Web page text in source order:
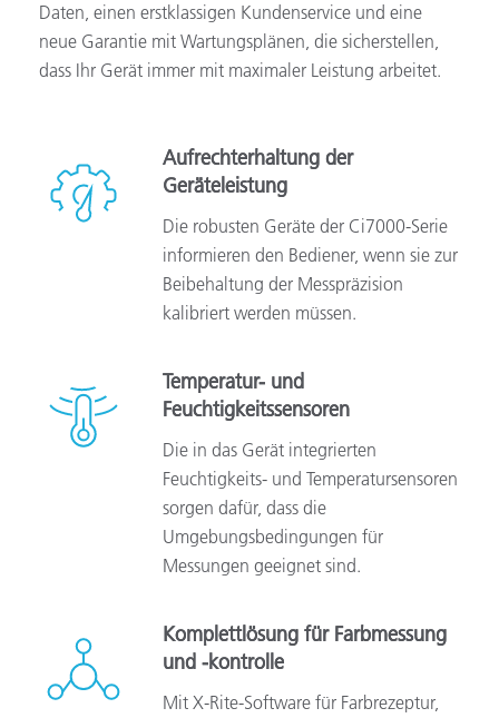
Daten, einen erstklassigen Kundenservice und eine
neue Garantie mit Wartungsplänen, die sicherstellen,
dass Ihr Gerät immer mit maximaler Leistung arbeitet.
Aufrechterhaltung der
Geräteleistung
Die robusten Geräte der Ci7000-Serie
informieren den Bediener, wenn sie zur
Beibehaltung der Messpräzision
kalibriert werden müssen.
Temperatur- und
Feuchtigkeitssensoren
Die in das Gerät integrierten
Feuchtigkeits- und Temperatursensoren
sorgen dafür, dass die
Umgebungsbedingungen für
Messungen geeignet sind.
Komplettlösung für Farbmessung
und -kontrolle
Mit X-Rite-Software für Farbrezeptur,